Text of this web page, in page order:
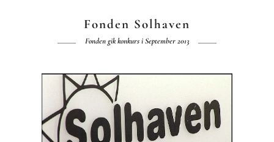
Fonden Solhaven
Fonden gik konkurs i September 2013